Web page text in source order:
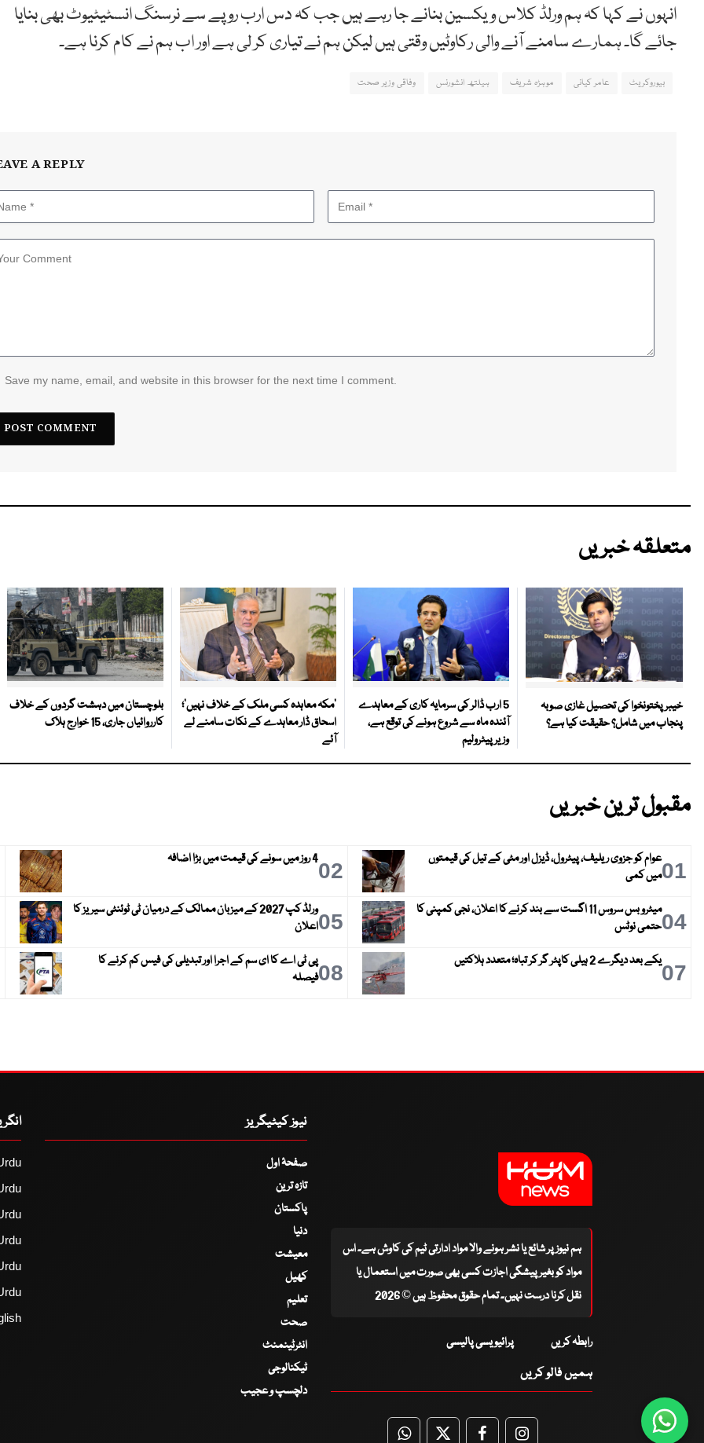
انہوں نے کہا کہ ہم ورلڈ کلاس ویکسین بنانے جا رہے ہیں جب کہ دس ارب روپے سے نرسنگ انسٹیٹیوٹ بھی بنایا
جائے گا۔ ہمارے سامنے آنے والی رکاوٹیں وقتی ہیں لیکن ہم نے تیاری کر لی ہے اور اب ہم نے کام کرنا ہے۔
بیوروکریٹ عامر کیانی موہڑہ شریف ہیلتھ انشورنس وفاقی وزیر صحت
A REPLY
Save my name, email, and website in this browser for the next time I comment.
متعلقہ خبریں
خیبر پختونخوا کی تحصیل غازی صوبہ
پنجاب میں شامل؟ حقیقت کیا ہے؟
5 ارب ڈالر کی سرمایہ کاری کے معاہدے
آئندہ ماہ سے شروع ہونے کی توقع ہے،
وزیر پیٹرولیم
‘مکہ معاہدہ کسی ملک کے خلاف نہیں’؛
اسحاق ڈار معاہدے کے نکات سامنے لے
آئے
بلوچستان میں دہشت گردوں کے خلاف
کارروائیاں جاری، 15 خوارج ہلاک
مقبول ترین خبریں
01عوام کو جزوی ریلیف، پیٹرول، ڈیزل اور مٹی کے تیل کی قیمتوں
میں کمی
024 روز میں سونے کی قیمت میں بڑا اضافہ
04
میٹرو بس سروس 11 اگست سے بند کرنے کا اعلان، نجی کمپنی کا
حتمی نوٹس
05
ورلڈ کپ 2027 کے میزبان ممالک کے درمیان ٹی ٹوئنٹی سیریز کا
اعلان
07یکے بعد دیگرے 2 ہیلی کاپٹر گر کر تباہ؛ متعدد ہلاکتیں 08پی ٹی اے کا ای سم کے اجرا اور تبدیلی کی فیس کم کرنے کا
فیصلہ
ہم نیوز پر شائع یا نشر ہونے والا مواد ادارتی ٹیم کی کاوش ہے۔ اس
مواد کو بغیر پیشگی اجازت کسی بھی صورت میں استعمال یا
نقل کرنا درست نہیں۔ تمام حقوق محفوظ ہیں © 2026
رابطہ کریں پرائیویسی پالیسی
ہمیں فالو کریں
نیوز کیٹیگریز
صفحۂ اول
تازہ ترین
پاکستان
دنیا
معیشت
کھیل
تعلیم
صحت
انٹرٹینمنٹ
ٹیکنالوجی
دلچسپ و عجیب